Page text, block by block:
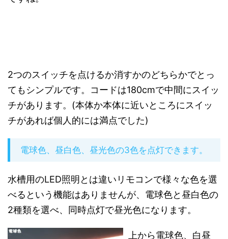
2つのスイッチを点けるか消すかのどちらかでとっ
てもシンプルです。コードは180cmで中間にスイッ
チがあります。(本体か本体に近いところにスイッ
チがあれば個人的には満点でした)
電球色、昼白色、昼光色の3色を点灯できます。
水槽用のLED照明とは違いリモコンで様々な色を選
べるという機能はありませんが、電球色と昼白色の
2種類を選べ、同時点灯で昼光色になります。
上から電球色、白昼